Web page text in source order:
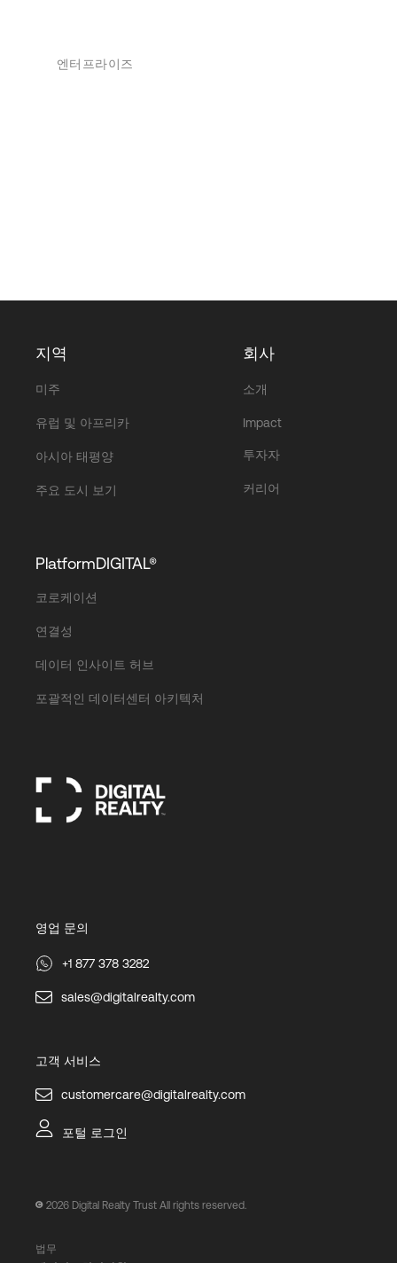
엔터프라이즈
지역
미주
유럽 및 아프리카
아시아 태평양
주요 도시 보기
회사
소개
Impact
투자자
커리어
PlatformDIGITAL®
코로케이션
연결성
데이터 인사이트 허브
포괄적인 데이터센터 아키텍처
영업 문의
+1 877 378 3282
sales@digitalrealty.com
고객 서비스
customercare@digitalrealty.com
포털 로그인
2026 Digital Realty Trust All rights reserved.
법무